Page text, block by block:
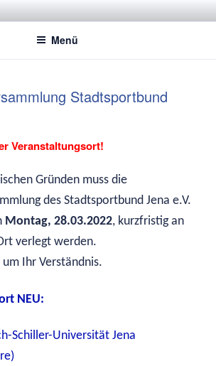
JENA E.V.
Sportvereine
Menü
Stadtsportbund
Veranstaltungsort!
Gründen muss die
des Stadtsportbund Jena e.V.
Montag, 28.03.2022, kurzfristig an
verlegt werden.
Ihr Verständnis.
NEU:
Schiller-Universität Jena